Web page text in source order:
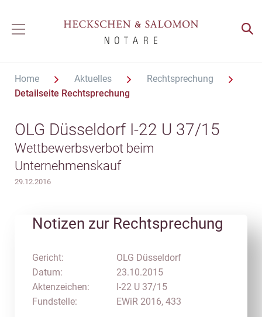
Home Aktuelles
Rechtsprechung
Detailseite Rechtsprechung
OLG Düsseldorf I-22 U 37/15
Wettbewerbsverbot beim
Unternehmenskauf
29.12.2016
Notizen zur Rechtsprechung
Gericht:
Datum:
Aktenzeichen:
Fundstelle:
OLG Düsseldorf
23.10.2015
I-22 U 37/15
EWiR 2016, 433